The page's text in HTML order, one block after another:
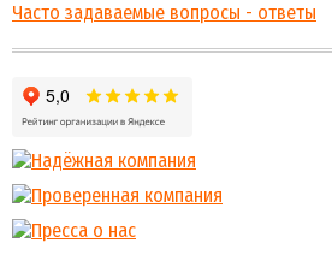
Часто задаваемые вопросы - ответы